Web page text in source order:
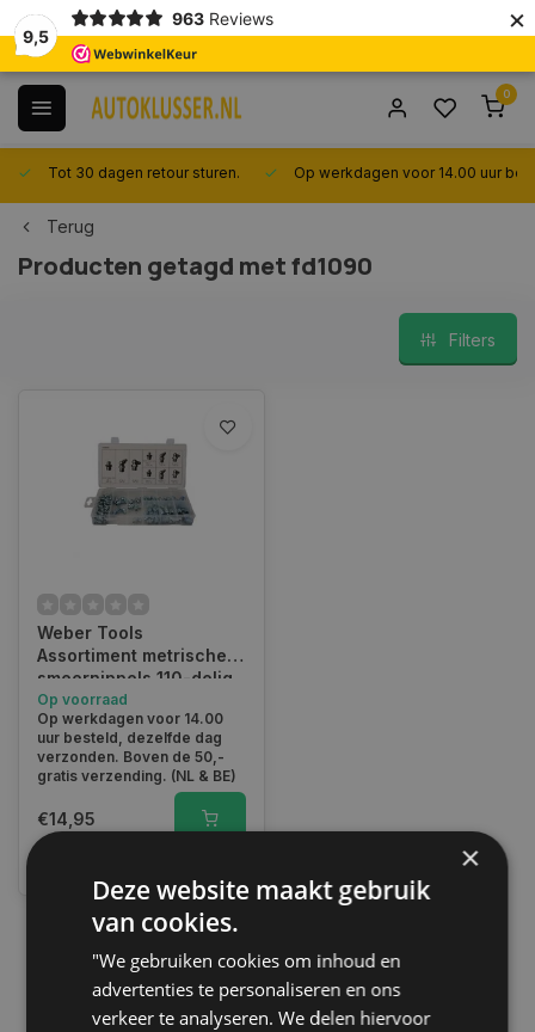
9,5
963 Reviews ×
0
Tot 30 dagen retour sturen. Op werkdagen voor 14.00 uur
Terug
Producten getagd met fd1090
Filters
Weber Tools
Assortiment metrische
smeernippels 110-delig
FD-1090
Op voorraad
Op werkdagen voor 14.00
uur besteld, dezelfde dag
verzonden. Boven de 50,-
gratis verzending. (NL & BE)
€14,95
1
×
Deze website maakt gebruik
van cookies.
"We gebruiken cookies om inhoud en
advertenties te personaliseren en ons
verkeer te analyseren. We delen hiervoor